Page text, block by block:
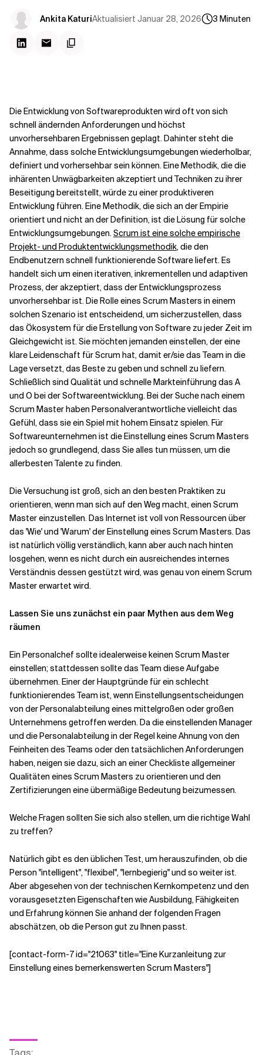
Verwandte Themen
Ankita KaturiAktualisiert Januar 28, 2026 3 Minuten
Die Entwicklung von Softwareprodukten wird oft von sich
schnell ändernden Anforderungen und höchst
unvorhersehbaren Ergebnissen geplagt. Dahinter steht die
Annahme, dass solche Entwicklungsumgebungen wiederholbar,
definiert und vorhersehbar sein können. Eine Methodik, die die
inhärenten Unwägbarkeiten akzeptiert und Techniken zu ihrer
Beseitigung bereitstellt, würde zu einer produktiveren
Entwicklung führen. Eine Methodik, die sich an der Empirie
orientiert und nicht an der Definition, ist die Lösung für solche
Entwicklungsumgebungen.Scrum ist eine solche empirische
Projekt- und Produktentwicklungsmethodik, die den
Endbenutzern schnell funktionierende Software liefert. Es
handelt sich um einen iterativen, inkrementellen und adaptiven
Prozess, der akzeptiert, dass der Entwicklungsprozess
unvorhersehbar ist. Die Rolle eines Scrum Masters in einem
solchen Szenario ist entscheidend, um sicherzustellen, dass
das Ökosystem für die Erstellung von Software zu jeder Zeit im
Gleichgewicht ist.Sie möchten jemanden einstellen, der eine
klare Leidenschaft für Scrum hat, damit er/sie das Team in die
Lage versetzt, das Beste zu geben und schnell zu liefern.
Schließlich sind Qualität und schnelle Markteinführung das A
und O bei der Softwareentwicklung. Bei der Suche nach einem
Scrum Masterhaben Personalverantwortliche vielleicht das
Gefühl, dass sie ein Spiel mit hohem Einsatz spielen. Für
Softwareunternehmen ist die Einstellung eines Scrum Masters
jedoch so grundlegend, dass Sie alles tun müssen, um die
allerbesten Talente zu finden.
Die Versuchung ist groß, sich an den besten Praktiken zu
orientieren, wenn man sich auf den Weg macht, einen Scrum
Master einzustellen. Das Internet ist voll von Ressourcen über
das 'Wie' und 'Warum' der Einstellung eines Scrum Masters. Das
ist natürlich völlig verständlich, kann aber auch nach hinten
losgehen, wenn es nicht durch ein ausreichendes internes
Verständnis dessen gestützt wird, was genau von einem Scrum
Master erwartet wird.
Lassen Sie uns zunächst ein paar Mythen aus dem Weg
räumen
Ein Personalchef sollte idealerweise keinen Scrum Master
einstellen; stattdessen sollte das Team diese Aufgabe
übernehmen. Einer der Hauptgründe für ein schlecht
funktionierendes Team ist, wenn Einstellungsentscheidungen
von der Personalabteilung eines mittelgroßen oder großen
Unternehmens getroffen werden. Da die einstellenden Manager
und die Personalabteilung in der Regel keine Ahnung von den
Feinheiten des Teams oder den tatsächlichen Anforderungen
haben, neigen sie dazu, sich an einer Checkliste allgemeiner
Qualitäten eines Scrum Masters zu orientieren und den
Zertifizierungen eine übermäßige Bedeutung beizumessen.
Welche Fragen sollten Sie sich also stellen, um die richtige Wahl
zu treffen?
Natürlich gibt es den üblichen Test, um herauszufinden, ob die
Person "intelligent", "flexibel", "lernbegierig" und so weiter ist.
Aber abgesehen von der technischen Kernkompetenz und den
vorausgesetzten Eigenschaften wie Ausbildung, Fähigkeiten
und Erfahrung können Sie anhand der folgenden Fragen
abschätzen, ob die Person gut zu Ihnen passt.
[contact-form-7 id="21063" title="Eine Kurzanleitung zur
Einstellung eines bemerkenswerten Scrum Masters"]